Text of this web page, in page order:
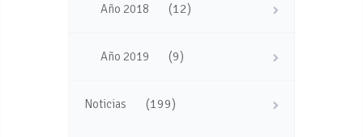
Año 2018 (12)
Año 2019 (9)
Noticias (199)